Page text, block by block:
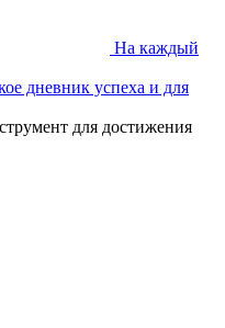
На каждый
дневник успеха и для
для достижения